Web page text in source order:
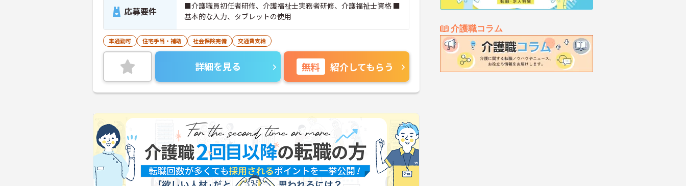
介護職コラム
応募要件
■介護職員初任者研修、介護福祉士実務者研修、介護福祉士資格 ■
基本的な入力、タブレットの使用
車通勤可 住宅手当・補助 社会保険完備 交通費支給
詳細を見る 無料 紹介してもらう